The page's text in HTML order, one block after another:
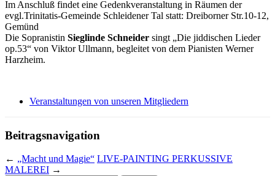
Im Anschluß findet eine Gedenkveranstaltung in Räumen der
evgl.Trinitatis-Gemeinde Schleidener Tal statt: Dreiborner Str.10-12,
Gemünd
Die Sopranistin Sieglinde Schneider singt „Die jiddischen Lieder
op.53“ von Viktor Ullmann, begleitet von dem Pianisten Werner
Harzheim.
Veranstaltungen von unseren Mitgliedern
Beitragsnavigation
← „Macht und Magie“ LIVE-PAINTING PERKUSSIVE
MALEREI →